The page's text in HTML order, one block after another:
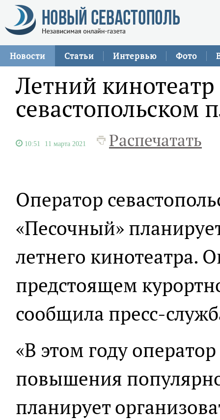
Новости Статьи Интервью Фото
Летний
севастопольском
10:51 11 марта 2021 Распечатать
Оператор
«Песочный»
летнего кинотеатра.
предстоящем
сообщила пресс-
«В этом году
повышения
планирует